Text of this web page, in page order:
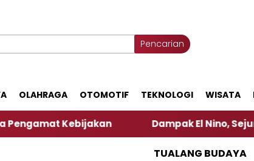
Pencarian
OLAHRAGA OTOMOTIF TEKNOLOGI WISATA
Kebijakan Dampak El Nino, Sejumlah
TUALANG BUDAYA